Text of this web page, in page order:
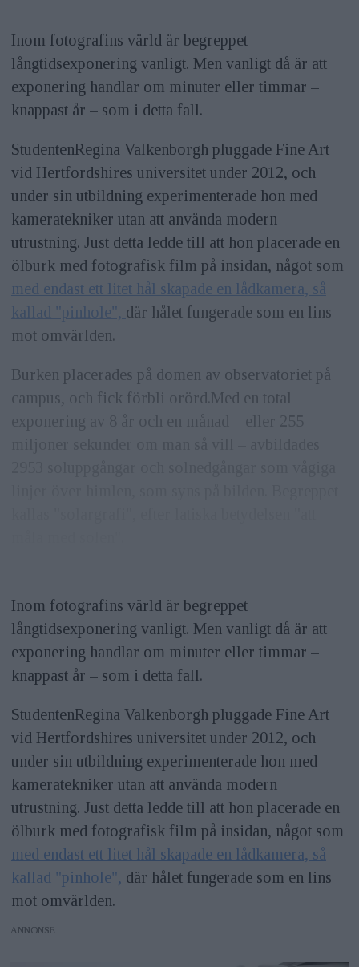
Inom fotografins värld är begreppet
långtidsexponering vanligt. Men vanligt då är att
exponering handlar om minuter eller timmar –
knappast år – som i detta fall.
StudentenRegina Valkenborgh pluggade Fine Art
vid Hertfordshires universitet under 2012, och
under sin utbildning experimenterade hon med
kameratekniker utan att använda modern
utrustning. Just detta ledde till att hon placerade en
ölburk med fotografisk film på insidan, något som
med endast ett litet hål skapade en lådkamera, så
kallad "pinhole", där hålet fungerade som en lins
mot omvärlden.
Burken placerades på domen av observatoriet på
campus, och fick förbli orörd.Med en total
exponering av 8 år och en månad – eller 255
Inom fotografins värld är begreppet
långtidsexponering vanligt. Men vanligt då är att
exponering handlar om minuter eller timmar –
knappast år – som i detta fall.
StudentenRegina Valkenborgh pluggade Fine Art
vid Hertfordshires universitet under 2012, och
under sin utbildning experimenterade hon med
kameratekniker utan att använda modern
utrustning. Just detta ledde till att hon placerade en
ölburk med fotografisk film på insidan, något som
med endast ett litet hål skapade en lådkamera, så
kallad "pinhole", där hålet fungerade som en lins
mot omvärlden.
ANNONS